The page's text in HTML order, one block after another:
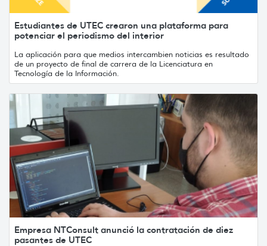
Estudiantes de UTEC crearon una plataforma para
potenciar el periodismo del interior
La aplicación para que medios intercambien noticias es resultado
de un proyecto de final de carrera de la Licenciatura en
Tecnología de la Información.
Empresa NTConsult anunció la contratación de diez
pasantes de UTEC